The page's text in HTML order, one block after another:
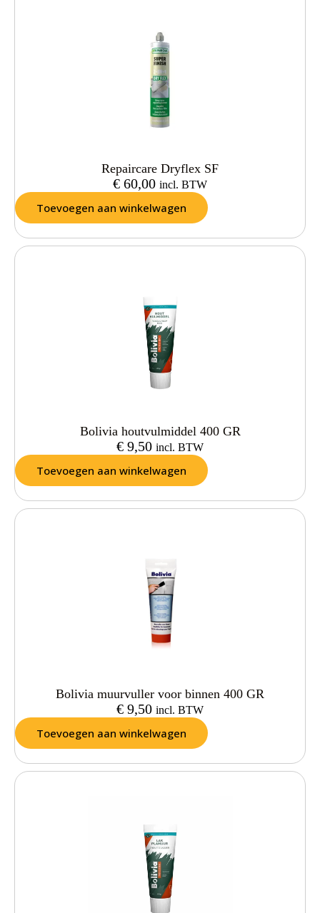
Repaircare Dryflex SF
€ 60,00 incl. BTW
Toevoegen aan winkelwagen
Bolivia houtvulmiddel 400 GR
€ 9,50 incl. BTW
Toevoegen aan winkelwagen
Bolivia muurvuller voor binnen 400 GR
€ 9,50 incl. BTW
Toevoegen aan winkelwagen